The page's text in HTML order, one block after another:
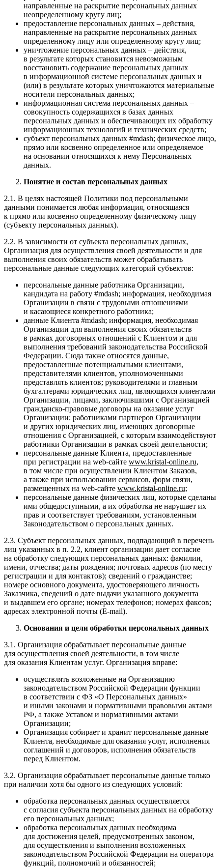
направленные на раскрытие персональных данных
неопределенному кругу лиц;
предоставление персональных данных – действия,
направленные на раскрытие персональных данных
определенному лицу или определенному кругу лиц;
уничтожение персональных данных – действия,
в результате которых становится невозможным
восстановить содержание персональных данных
в информационной системе персональных данных и
(или) в результате которых уничтожаются материальные
носители персональных данных;
информационная система персональных данных –
совокупность содержащихся в базах данных
персональных данных и обеспечивающих их обработку
информационных технологий и технических средств;
субъект персональных данных #mdash; физическое лицо,
прямо или косвенно определенное или определяемое
на основании относящихся к нему Персональных
данных.
Понятие и состав персональных данных
2.1. В целях настоящей Политики под персональными
данными понимается любая информация, относящаяся
к прямо или косвенно определенному физическому лицу
(субъекту персональных данных).
2.2. В зависимости от субъекта персональных данных,
Организация для осуществления своей деятельности и для
выполнения своих обязательств может обрабатывать
персональные данные следующих категорий субъектов:
персональные данные работника Организации,
кандидата на работу #mdash; информация, необходимая
Организации в связи с трудовыми отношениями
и касающиеся конкретного работника;
данные Клиента #mdash; информация, необходимая
Организации для выполнения своих обязательств
в рамках договорных отношений с Клиентом и для
выполнения требований законодательства Российской
Федерации. Сюда также относятся данные,
предоставленные потенциальными клиентами,
представителями клиентов, уполномоченными
представлять клиентов; руководителями и главным
бухгалтерами юридических лиц, являющихся клиентами
Организации, лицами, заключившими с Организацией
гражданско-правовые договоры на оказание услуг
Организации; работниками партнеров Организации
и других юридических лиц, имеющих договорные
отношения с Организацией, с которым взаимодействуют
работники Организации в рамках своей деятельности;
персональные данные Клиента, предоставленные
при регистрации на web-сайте www.kristal-online.ru,
в том числе при осуществлении Клиентом Заказов,
а также при использовании сервисов, форм связи,
размещенных на web-сайте www.kristal-online.ru;
персональные данные физических лиц, которые сделаны
ими общедоступными, а их обработка не нарушает их
прав и соответствует требованиям, установленным
Законодательством о персональных данных.
2.3. Субъект персональных данных, подпадающий в перечень
лиц указанных в п. 2.2, клиент организации дает согласие
на обработку следующих персональных данных: фамилии,
имени, отчества; даты рождения; почтовых адресов (по месту
регистрации и для контактов); сведений о гражданстве;
номере основного документа, удостоверяющего личность
Заказчика, сведений о дате выдачи указанного документа
и выдавшем его органе; номерах телефонов; номерах факсов;
адресах электронной почты (E-mail).
Основания и цели обработки персональных данных
3.1. Организация обрабатывает персональные данные
для осуществления своей деятельности, в том числе
для оказания Клиентам услуг. Организация вправе:
осуществлять возложенные на Организацию
законодательством Российской Федерации функции
в соответствии с ФЗ «О Персональных данных»
и иными законами и нормативными правовыми актами
РФ, а также Уставом и нормативными актами
Организации;
Организация собирает и хранит персональные данные
Клиента, необходимые для оказания услуг, исполнения
соглашений и договоров, исполнения обязательств
перед Клиентом.
3.2. Организация обрабатывает персональные данные только
при наличии хотя бы одного из следующих условий:
обработка персональных данных осуществляется
с согласия субъекта персональных данных на обработку
его персональных данных;
обработка персональных данных необходима
для достижения целей, предусмотренных законом,
для осуществления и выполнения возложенных
законодательством Российской Федерации на оператора
функций, полномочий и обязанностей;